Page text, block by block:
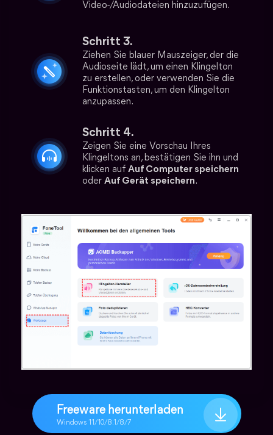
Video-/Audiodateien hinzuzufügen.
Schritt 3.
Ziehen Sie blauer Mauszeiger, der die
Audioseite lädt, um einen Klingelton
zu erstellen, oder verwenden Sie die
Funktionstasten, um den Klingelton
anzupassen.
Schritt 4.
Zeigen Sie eine Vorschau Ihres
Klingeltons an, bestätigen Sie ihn und
klicken auf Auf Computer speichern
oder Auf Gerät speichern.
Freeware herunterladen
Windows 11/10/8.1/8/7